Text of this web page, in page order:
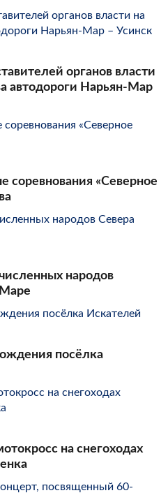
органов власти
автодороги Нарьян-Мар
«Северное
народов
посёлка
на снегоходах